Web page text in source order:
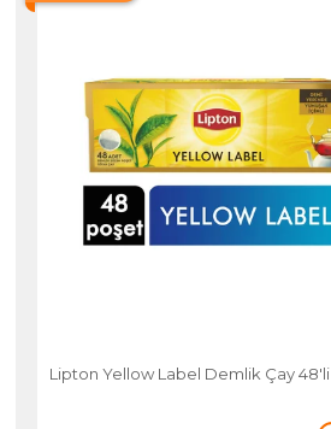
Lipton Yellow Label Demlik Çay 48'li